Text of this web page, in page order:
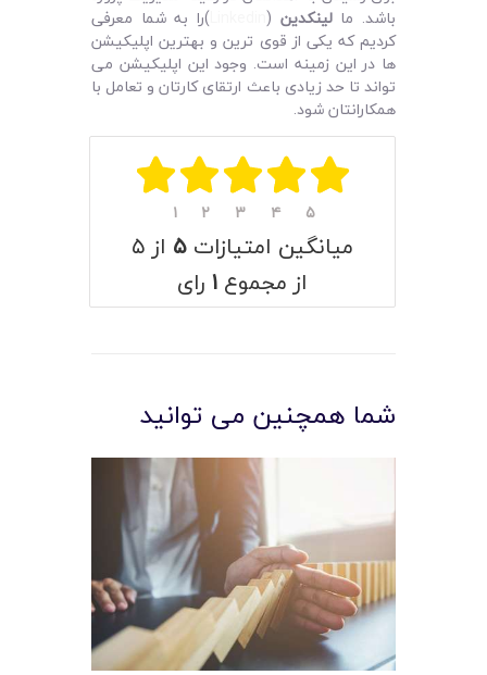
باشد. مالینکدین (
)را به شما معرفی
کردیم که یکی از قوی‌ ترین و بهترین اپلیکیشن‌
ها در این زمینه است. وجود این اپلیکیشن می
تواند تا حد زیادی باعث ارتقای کارتان و تعامل با
همکارانتان شود.
۱ ۲ ۳ ۴ ۵
میانگین امتیازات ۵ از ۵
از مجموع ۱ رای
شما همچنین می توانید